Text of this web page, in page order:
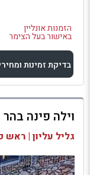
הזמנות אונליין
באישור בעל הצימר
בדיקת זמינות
למתחם זה
בדיקת זמינות
וילה פינה בהר
גליל עליון | ראש